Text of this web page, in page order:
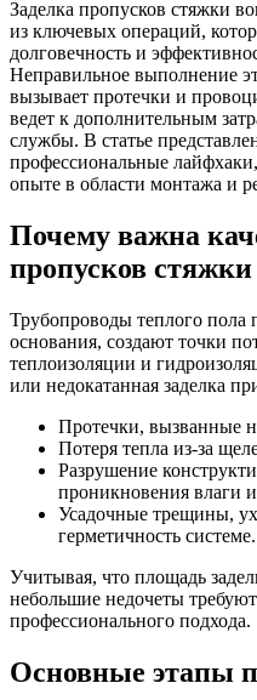
Заделка пропусков стяжки
из ключевых операций,
долговечность и
Неправильное выполнение
вызывает протечки и
ведет к дополнительным
службы. В статье
профессиональные
опыте в области монтажа и
Почему важна
пропусков
Трубопроводы теплого пола
основания, создают точки
теплоизоляции и
или недокатанная заделка
Протечки, вызванные
Потеря тепла из-за
Разрушение
проникновения влаги
Усадочные трещины,
герметичность системе.
Учитывая, что площадь
небольшие недочеты
профессионального подхода.
Основные этапы